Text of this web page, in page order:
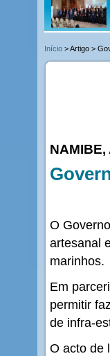
Início > Artigo >
NAMIBE,
O
artesanal
marinhos.
Em
permitir
de infra-
O acto de